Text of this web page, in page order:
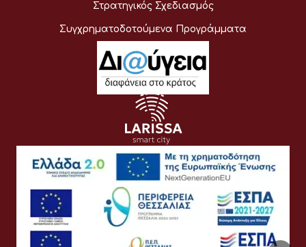
Στρατηγικός Σχεδιασμός
Συγχρηματοδοτούμενα Προγράμματα